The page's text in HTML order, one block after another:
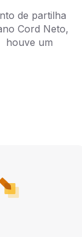
de partilha
Cord Neto,
houve um